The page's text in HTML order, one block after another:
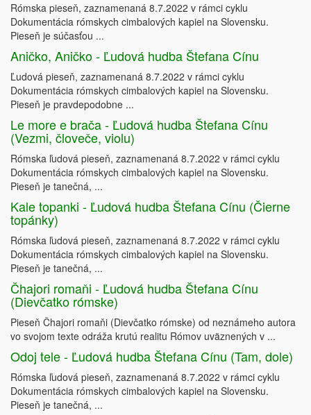
Rómska pieseň, zaznamenaná 8.7.2022 v rámci cyklu
Dokumentácia rómskych cimbalových kapiel na Slovensku.
Pieseň je súčasťou ...
Aničko, Aničko - Ľudová hudba Štefana Cínu
Ľudová pieseň, zaznamenaná 8.7.2022 v rámci cyklu
Dokumentácia rómskych cimbalových kapiel na Slovensku.
Pieseň je pravdepodobne ...
Le more e brača - Ľudová hudba Štefana Cínu
(Vezmi, človeče, violu)
Rómska ľudová pieseň, zaznamenaná 8.7.2022 v rámci cyklu
Dokumentácia rómskych cimbalových kapiel na Slovensku.
Pieseň je tanečná, ...
Kale topanki - Ľudová hudba Štefana Cínu (Čierne
topánky)
Rómska ľudová pieseň, zaznamenaná 8.7.2022 v rámci cyklu
Dokumentácia rómskych cimbalových kapiel na Slovensku.
Pieseň je tanečná, ...
Čhajori romaňi - Ľudová hudba Štefana Cínu
(Dievčatko rómske)
Pieseň Čhajori romaňi (Dievčatko rómske) od neznámeho autora
vo svojom texte odráža krutú realitu Rómov uväznených v ...
Odoj tele - Ľudová hudba Štefana Cínu (Tam, dole)
Rómska ľudová pieseň, zaznamenaná 8.7.2022 v rámci cyklu
Dokumentácia rómskych cimbalových kapiel na Slovensku.
Pieseň je tanečná, ...